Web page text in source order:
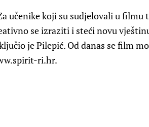
učenike koji su sudjelovali u
se izraziti i steći novu
je Pilepić. Od danas se film
ri.hr.